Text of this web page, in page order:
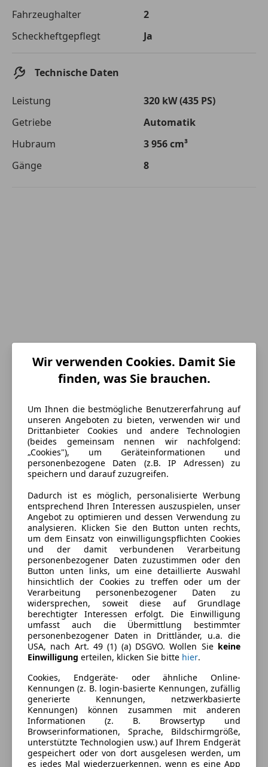
Jetzt berechnen
Fahrzeughalter
2
Scheckheftgepflegt
Ja
Technische Daten
Leistung
320 kW (435 PS)
Getriebe
Automatik
Hubraum
3 956 cm³
Gänge
8
Schadstoffklasse
Euro 6d-TEMP
Kraftstoff
Diesel
Kraftstoffverbrauch
7,80 l/100 km (komb.)
Ausstattung
Komfort
2-Zonen-Klimaautomatik
Beheizbares Lenkrad
Einparkhilfe
Einparkhilfe Rückfahrkamera
Einparkhilfe Sensoren hinten
Einparkhilfe Sensoren vorne
Elektrische Fensterheber
Elektrische Heckklappe
Elektrische Seitenspiegel
Elektrische Sitze
Lederausstattung
Lederlenkrad
Lichtsensor
Luftfederung
Mehr anzeigen
Farbe und Innenausstattung
Außenfarbe
Schwarz
Farbe laut Hersteller
Orcaschwarz Metallic
Lackierung
Metallic
Farbe der
Innenausstattung
Schwarz
Innenausstattung Vollleder
Fahrzeugbeschreibung
Wir verwenden Cookies. Damit Sie
finden, was Sie brauchen.
Um Ihnen die bestmögliche Benutzererfahrung auf
unseren Angeboten zu bieten, verwenden wir und
Drittanbieter Cookies und andere Technologien
(beides gemeinsam nennen wir nachfolgend:
„Cookies"), um Geräteinformationen und
personenbezogene Daten (z.B. IP Adressen) zu
speichern und darauf zuzugreifen.
Dadurch ist es möglich, personalisierte Werbung
entsprechend Ihren Interessen auszuspielen, unser
Angebot zu optimieren und dessen Verwendung zu
analysieren. Klicken Sie den Button unten rechts,
um dem Einsatz von einwilligungspflichten Cookies
und der damit verbundenen Verarbeitung
personenbezogener Daten zuzustimmen oder den
Button unten links, um eine detaillierte Auswahl
hinsichtlich der Cookies zu treffen oder um der
Verarbeitung personenbezogener Daten zu
widersprechen, soweit diese auf Grundlage
berechtigter Interessen erfolgt. Die Einwilligung
umfasst auch die Übermittlung bestimmter
personenbezogener Daten in Drittländer, u.a. die
USA, nach Art. 49 (1) (a) DSGVO. Wollen Sie keine
Einwilligung erteilen, klicken Sie bitte hier.
Cookies, Endgeräte- oder ähnliche Online-
Kennungen (z. B. login-basierte Kennungen, zufällig
generierte Kennungen, netzwerkbasierte
Kennungen) können zusammen mit anderen
Informationen (z. B. Browsertyp und
Browserinformationen, Sprache, Bildschirmgröße,
unterstützte Technologien usw.) auf Ihrem Endgerät
gespeichert oder von dort ausgelesen werden, um
es jedes Mal wiederzuerkennen, wenn es eine App